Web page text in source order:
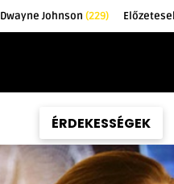
Dwayne Johnson (229)
ÉRDEKESSÉGEK